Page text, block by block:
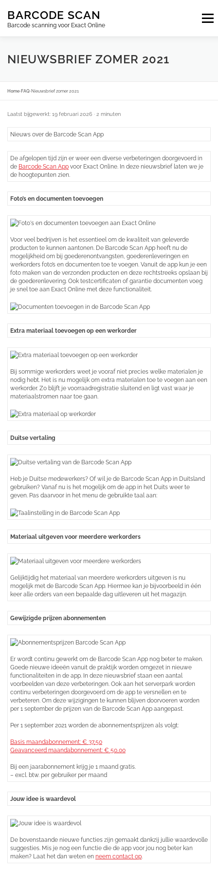
naarBARCODE SCAN
Barcode scanning voor Exact Online
Menu
ABONNEMENTEN FAQ BLOG CONTACT
INLOGGEN
NIEUWSBRIEF ZOMER 2021
Home›FAQ›Nieuwsbrief zomer 2021
Laatst bijgewerkt: 19 februari 2026 · 2 minuten
Nieuws over de Barcode Scan App
De afgelopen tijd zijn er weer een diverse verbeteringen doorgevoerd in
de Barcode Scan App voor Exact Online. In deze nieuwsbrief laten we je
de hoogtepunten zien.
Foto’s en documenten toevoegen
Voor veel bedrijven is het essentieel om de kwaliteit van geleverde
producten te kunnen aantonen. De Barcode Scan App heeft nu de
mogelijkheid om bij goederenontvangsten, goederenleveringen en
werkorders foto’s en documenten toe te voegen. Vanuit de app kun je een
foto maken van de verzonden producten en deze rechtstreeks opslaan bij
de goederenlevering. Ook testcertificaten of garantie documenten voeg
je snel toe aan Exact Online met deze functionaliteit.
Extra materiaal toevoegen op een werkorder
Bij sommige werkorders weet je vooraf niet precies welke materialen je
nodig hebt. Het is nu mogelijk om extra materialen toe te voegen aan een
werkorder. Zo blijft je voorraadregistratie sluitend en ligt vast waar je
materiaalstromen naar toe gaan.
Duitse vertaling
Heb je Duitse medewerkers? Of wil je de Barcode Scan App in Duitsland
gebruiken? Vanaf nu is het mogelijk om de app in het Duits weer te
geven. Pas daarvoor in het menu de gebruikte taal aan:
Materiaal uitgeven voor meerdere werkorders
Gelijktijdig het materiaal van meerdere werkorders uitgeven is nu
mogelijk met de Barcode Scan App. Hiermee kan je bijvoorbeeld in één
keer alle orders van een bepaalde dag uitleveren uit het magazijn.
Gewijzigde prijzen abonnementen
Er wordt continu gewerkt om de Barcode Scan App nog beter te maken.
Goede nieuwe ideeën vanuit de praktijk worden omgezet in nieuwe
functionaliteiten in de app. In deze nieuwsbrief staan een aantal
voorbeelden van deze verbeteringen. Ook aan het serverpark worden
continu verbeteringen doorgevoerd om de app te versnellen en te
verbeteren. Om deze wijzigingen te kunnen blijven doorvoeren worden
per 1 september de prijzen van de Barcode Scan App aangepast.
Per 1 september 2021 worden de abonnementsprijzen als volgt:
Basis maandabonnement: € 37,50
Geavanceerd maandabonnement: € 50,00
Bij een jaarabonnement krijg je 1 maand gratis.
– excl. btw. per gebruiker per maand
Jouw idee is waardevol
De bovenstaande nieuwe functies zijn gemaakt dankzij jullie waardevolle
suggesties. Mis je nog een functie die de app voor jou nog beter kan
maken? Laat het dan weten en neem contact op.